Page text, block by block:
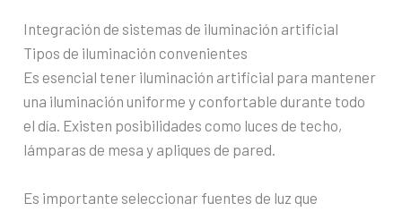
Integración de sistemas de iluminación artificial
Tipos de iluminación convenientes
Es esencial tener iluminación artificial para mantener
una iluminación uniforme y confortable durante todo
el día. Existen posibilidades como luces de techo,
lámparas de mesa y apliques de pared.
Es importante seleccionar fuentes de luz que